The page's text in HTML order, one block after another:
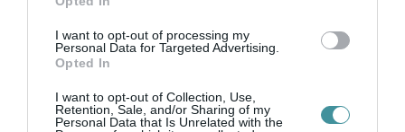
I want to opt-out of processing my
Personal Data for Targeted Advertising.
Opted In
I want to opt-out of Collection, Use,
Retention, Sale, and/or Sharing of my
Personal Data that Is Unrelated with the
engedélyeznie kell a JavaScript használatát.
mobil: +36 70 408 2172